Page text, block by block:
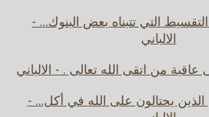
التي تتبناه بعض البنوك... -
الالباني
من اتقى الله تعالى . - الالباني
يحتالون على الله في أكل... -